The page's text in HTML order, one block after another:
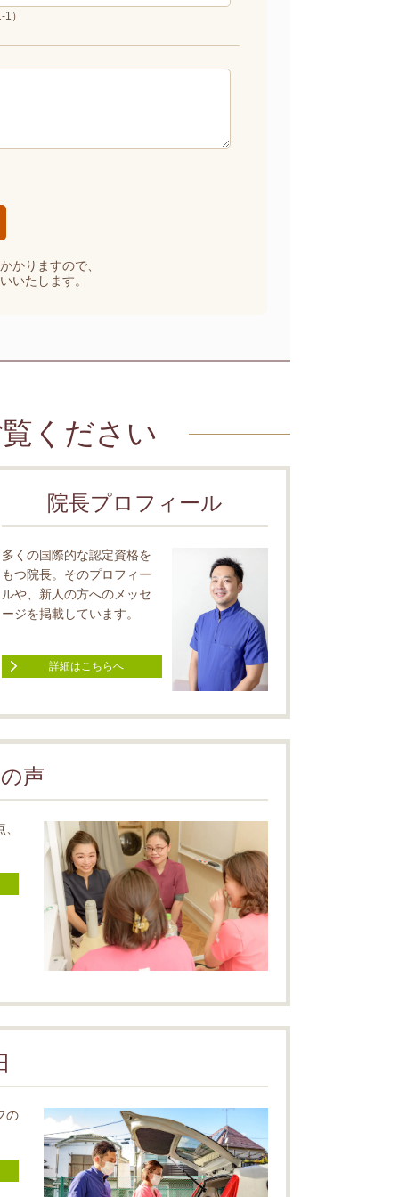
）
かりますので、
いたします。
ください
院長プロフィール
多くの国際的な認定資格を
もつ院長。そのプロフィー
ルや、新人の方へのメッセ
ージを掲載しています。
詳細はこちらへ
声
の